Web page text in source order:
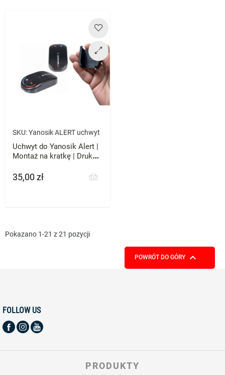
SKU:Yanosik ALERT uchwyt
Uchwyt do Yanosik Alert |
Montaż na kratkę | Druk
Cena
35,00 zł
Pokazano 1-21 z 21 pozycji
POWRÓT DO GÓRY 
FOLLOW US
PRODUKTY